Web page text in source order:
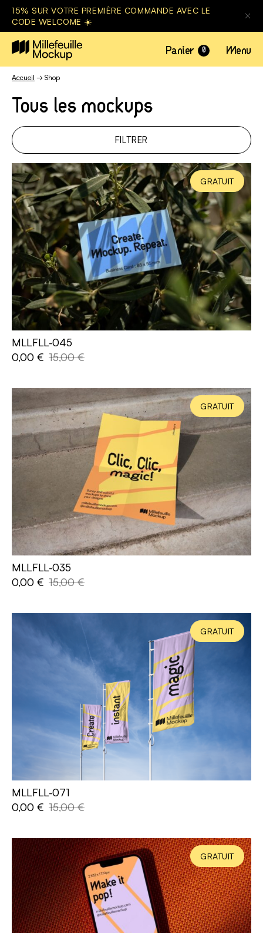
15% SUR VOTRE PREMIÈRE COMMANDE AVEC LE
CODE WELCOME ☀️
Panier 0 Menu
Accueil → Shop
Tous les mockups
FILTRER
GRATUIT
AJOUTER AU PANIER
MLLFLL-045
0,00 € 15,00€
GRATUIT
AJOUTER AU PANIER
MLLFLL-035
0,00 € 15,00€
GRATUIT
AJOUTER AU PANIER
MLLFLL-071
0,00 € 15,00€
GRATUIT